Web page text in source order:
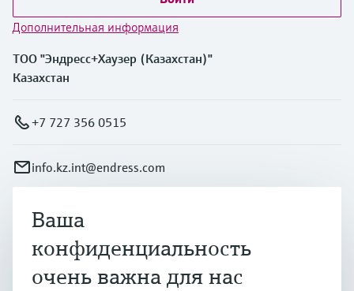
Дополнительная информация
ТОО "Эндресс+Хаузер (Казахстан)"
Казахстан
+7 727 356 0515
info.kz.int@endress.com
Продукты и услуги
Отрасли
Ваша
конфиденциальность
очень важна для нас